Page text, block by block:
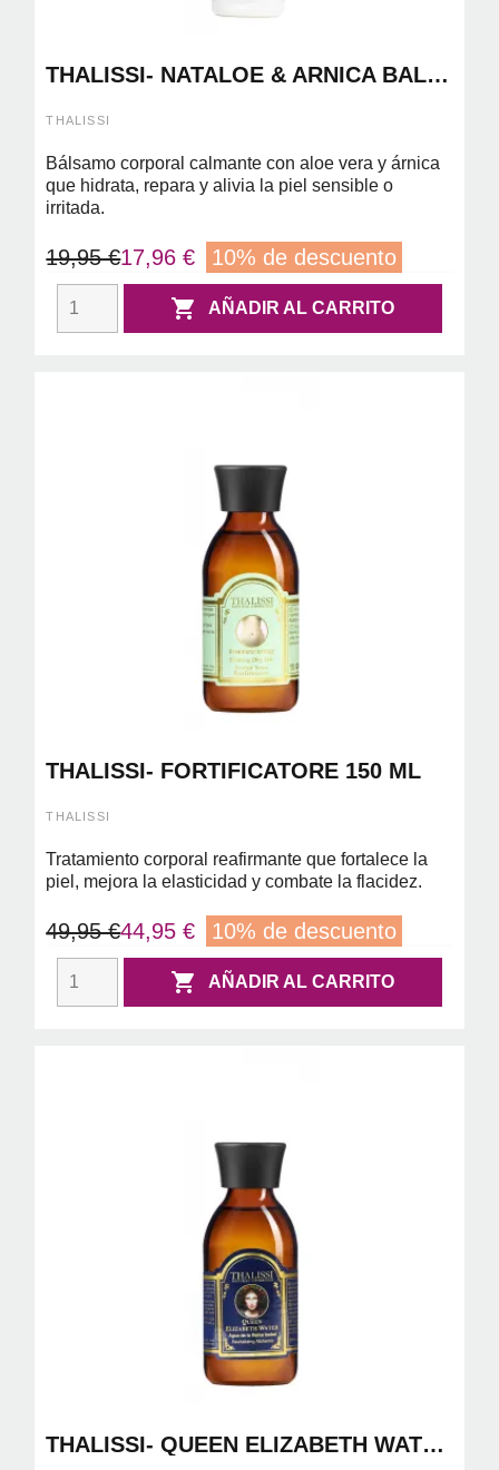
THALISSI- NATALOE & ARNICA BALM
THALISSI
Bálsamo corporal calmante con aloe vera y árnica
que hidrata, repara y alivia la piel sensible o
irritada.
19,95 €17,96 € 10% de descuento
 AÑADIR AL CARRITO
THALISSI- FORTIFICATORE 150 ML
THALISSI
Tratamiento corporal reafirmante que fortalece la
piel, mejora la elasticidad y combate la flacidez.
49,95 €44,95 € 10% de descuento
 AÑADIR AL CARRITO
THALISSI- QUEEN ELIZABETH WATER